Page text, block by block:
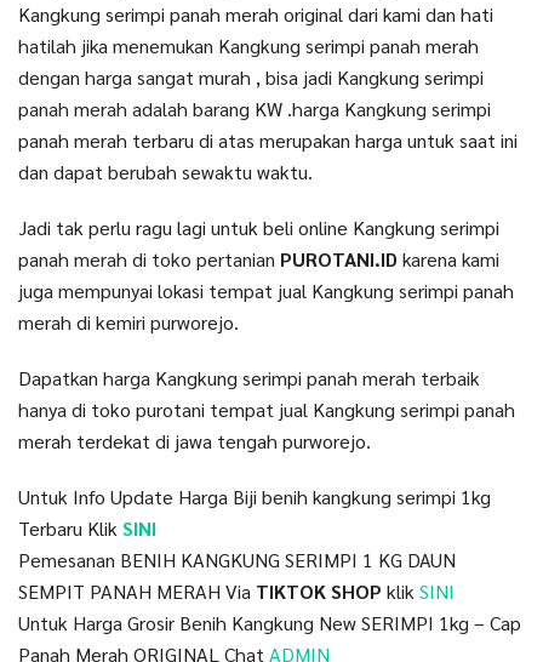
Kangkung serimpi panah merah original dari kami dan hati
hatilah jika menemukan Kangkung serimpi panah merah
dengan harga sangat murah , bisa jadi Kangkung serimpi
panah merah adalah barang KW .harga Kangkung serimpi
panah merah terbaru di atas merupakan harga untuk saat ini
dan dapat berubah sewaktu waktu.
Jadi tak perlu ragu lagi untuk beli online Kangkung serimpi
panah merah di toko pertanian PUROTANI.ID karena kami
juga mempunyai lokasi tempat jual Kangkung serimpi panah
merah di kemiri purworejo.
Dapatkan harga Kangkung serimpi panah merah terbaik
hanya di toko purotani tempat jual Kangkung serimpi panah
merah terdekat di jawa tengah purworejo.
Untuk Info Update Harga Biji benih kangkung serimpi 1kg
Terbaru Klik SINI
Pemesanan BENIH KANGKUNG SERIMPI 1 KG DAUN
SEMPIT PANAH MERAH Via TIKTOK SHOP klik SINI
Untuk Harga Grosir Benih Kangkung New SERIMPI 1kg – Cap
Panah Merah ORIGINAL Chat ADMIN